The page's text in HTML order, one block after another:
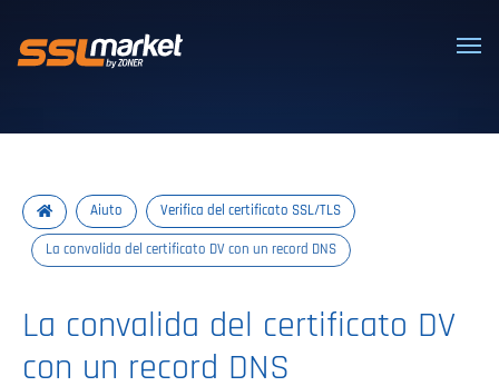
Aiuto Verifica del certificato SSL/TLS
La convalida del certificato DV con un record DNS
La convalida del certificato DV
con un record DNS